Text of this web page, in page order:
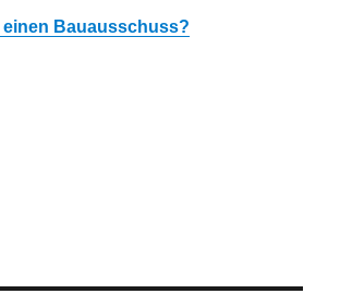
einen Bauausschuss?